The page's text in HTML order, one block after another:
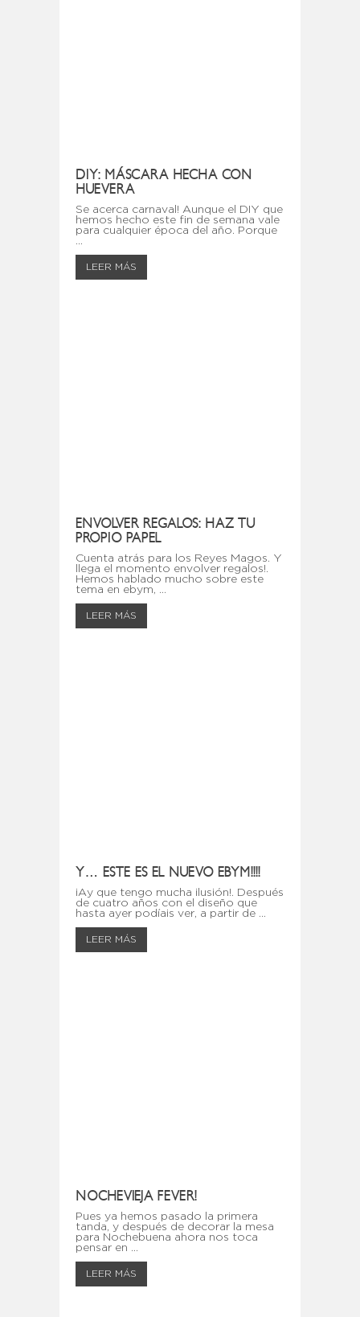
DIY: MÁSCARA HECHA CON
HUEVERA
Se acerca carnaval! Aunque el DIY que
hemos hecho este fin de semana vale
para cualquier época del año. Porque
LEER MÁS
ENVOLVER REGALOS: HAZ TU
PROPIO PAPEL
Cuenta atrás para los Reyes Magos. Y
llega el momento envolver regalos!.
Hemos hablado mucho sobre este
tema en ebym, ...
LEER MÁS
Y… ESTE ES EL NUEVO EBYM!!!!
¡Ay que tengo mucha ilusión!. Después
de cuatro años con el diseño que
hasta ayer podíais ver, a partir de ...
LEER MÁS
NOCHEVIEJA FEVER!
Pues ya hemos pasado la primera
tanda, y después de decorar la mesa
para Nochebuena ahora nos toca
pensar en ...
LEER MÁS